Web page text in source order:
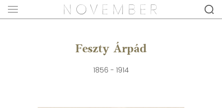
Feszty Árpád
1856 - 1914